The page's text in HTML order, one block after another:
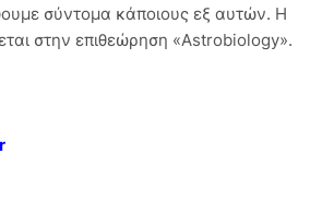
σύντομα κάποιους εξ αυτών. Η
στην επιθεώρηση «Astrobiology».